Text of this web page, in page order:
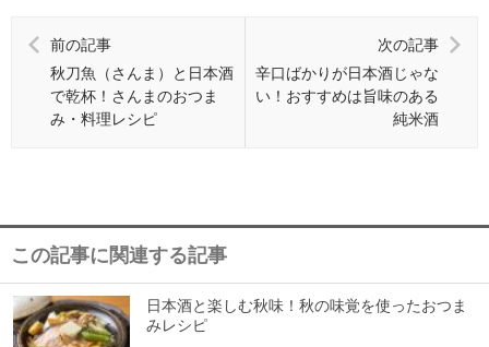
前の記事
秋刀魚（さんま）と日本酒
で乾杯！さんまのおつま
み・料理レシピ
次の記事
辛口ばかりが日本酒じゃな
い！おすすめは旨味のある
純米酒
この記事に関連する記事
日本酒と楽しむ秋味！秋の味覚を使ったおつま
みレシピ